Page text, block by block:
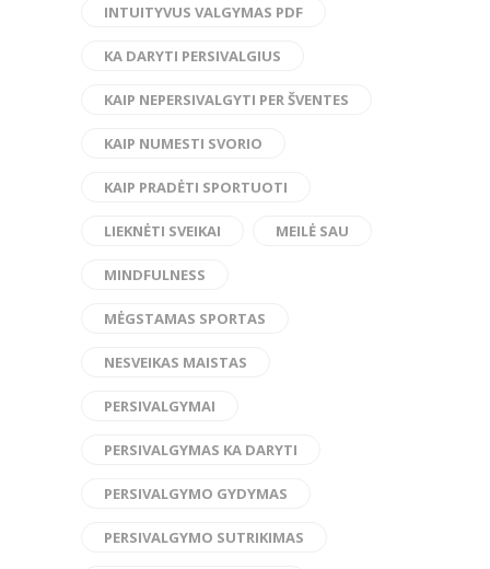
INTUITYVUS VALGYMAS PDF
KA DARYTI PERSIVALGIUS
KAIP NEPERSIVALGYTI PER ŠVENTES
KAIP NUMESTI SVORIO
KAIP PRADĖTI SPORTUOTI
LIEKNĖTI SVEIKAI MEILĖ SAU
MINDFULNESS
MĖGSTAMAS SPORTAS
NESVEIKAS MAISTAS
PERSIVALGYMAI
PERSIVALGYMAS KA DARYTI
PERSIVALGYMO GYDYMAS
PERSIVALGYMO SUTRIKIMAS